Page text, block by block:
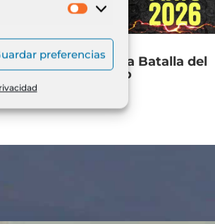
Marketing
preferencias
de Taxi 2026 La Batalla del
Inframundo